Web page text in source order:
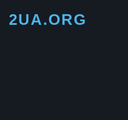
2UA.ORG